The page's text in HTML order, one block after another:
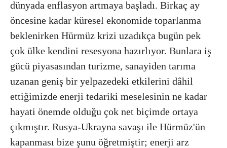
dünyada enflasyon artmaya başladı. Birkaç ay
öncesine kadar küresel ekonomide toparlanma
beklenirken Hürmüz krizi uzadıkça bugün pek
çok ülke kendini resesyona hazırlıyor. Bunlara iş
gücü piyasasından turizme, sanayiden tarıma
uzanan geniş bir yelpazedeki etkilerini dâhil
ettiğimizde enerji tedariki meselesinin ne kadar
hayati önemde olduğu çok net biçimde ortaya
çıkmıştır. Rusya-Ukrayna savaşı ile Hürmüz'ün
kapanması bize şunu öğretmiştir; enerji arz